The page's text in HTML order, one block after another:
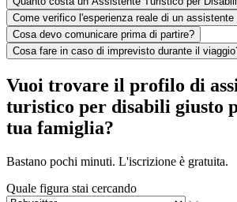
Come verifico l'esperienza reale di un
Cosa devo comunicare prima di partire?
Cosa fare in caso di imprevisto durante il
Vuoi trovare il profilo di
turistico per disabili giusto
tua famiglia?
Bastano pochi minuti. L'iscrizione è gratuita.
Quale figura stai cercando